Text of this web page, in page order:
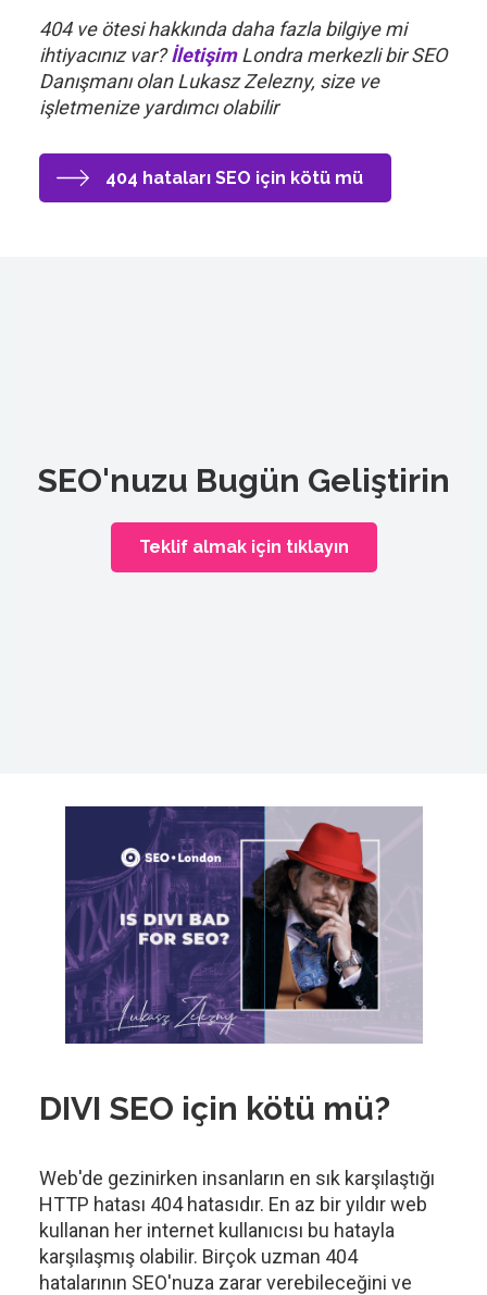
404 ve ötesi hakkında daha fazla bilgiye mi
ihtiyacınız var?İletişimLondra merkezli bir SEO
Danışmanı olan Lukasz Zelezny, size ve
işletmenize yardımcı olabilir
404 hataları SEO için kötü mü
SEO'nuzu Bugün Geliştirin
Teklif almak için tıklayın
DIVI SEO için kötü mü?
Web'de gezinirken insanların en sık karşılaştığı
HTTP hatası 404 hatasıdır. En az bir yıldır web
kullanan her internet kullanıcısı bu hatayla
karşılaşmış olabilir. Birçok uzman 404
hatalarının SEO'nuza zarar verebileceğini ve